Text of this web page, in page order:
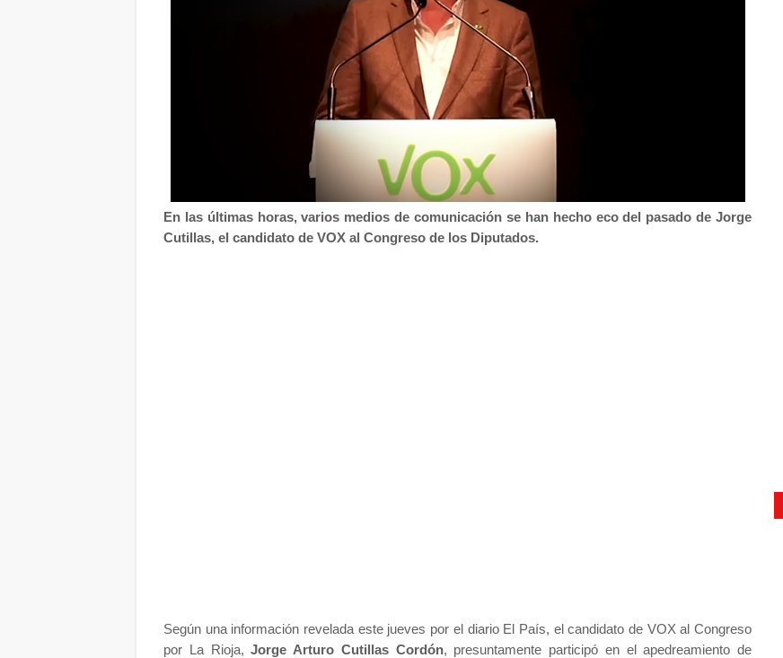
En las últimas horas, varios medios de comunicación se han hecho eco del pasado de Jorge
Cutillas, el candidato de VOX al Congreso de los Diputados.
Según una información revelada este jueves por el diario El País, el candidato de VOX al Congreso
por La Rioja,Jorge Arturo Cutillas Cordón, presuntamente participó en el apedreamiento de